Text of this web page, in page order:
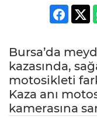
Bursa’da
kazasında,
motosikleti
Kaza anı
kamerasına